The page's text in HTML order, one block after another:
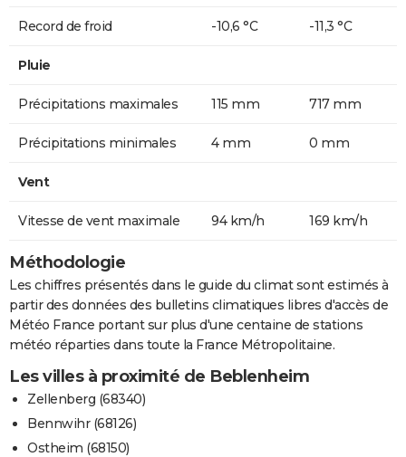
Record de froid -10,6 °C -11,3 °C
Pluie
Précipitations maximales 115 mm 717 mm
Précipitations minimales 4 mm 0 mm
Vent
Vitesse de vent maximale 94 km/h 169 km/h
Méthodologie
Les chiffres présentés dans le guide du climat sont estimés à
partir des données des bulletins climatiques libres d'accès de
Météo France portant sur plus d'une centaine de stations
météo réparties dans toute la France Métropolitaine.
Les villes à proximité de Beblenheim
Zellenberg (68340)
Bennwihr (68126)
Ostheim (68150)